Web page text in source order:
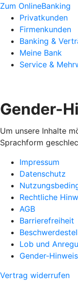
Zum OnlineBanking
Privatkunden
Firmenkunden
Banking &
Meine Bank
Service &
Gender-
Um unsere Inhalte
Sprachform
Impressum
Datenschutz
Rechtliche
AGB
Barrierefreiheit
Lob und
Gender-Hinweis
Vertrag widerrufen